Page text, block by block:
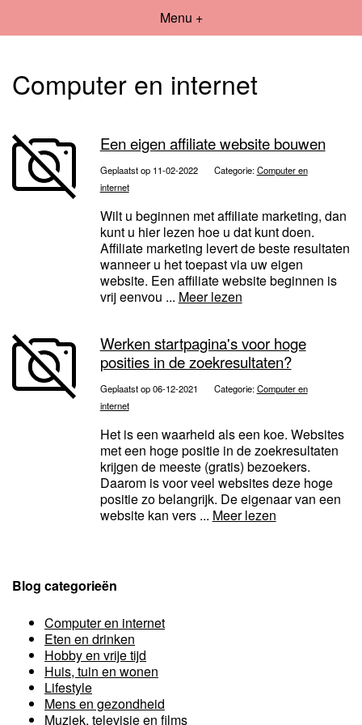
Menu +
Computer en internet
Een eigen affiliate website bouwen
Geplaatst op 11-02-2022 Categorie:Computer en
internet
Wilt u beginnen met affiliate marketing, dan
kunt u hier lezen hoe u dat kunt doen.
Affiliate marketing levert de beste resultaten
wanneer u het toepast via uw eigen
website. Een affiliate website beginnen is
vrij eenvou ... Meer lezen
Werken startpagina's voor hoge
posities in de zoekresultaten?
Geplaatst op 06-12-2021 Categorie:Computer en
internet
Het is een waarheid als een koe. Websites
met een hoge positie in de zoekresultaten
krijgen de meeste (gratis) bezoekers.
Daarom is voor veel websites deze hoge
positie zo belangrijk. De eigenaar van een
website kan vers ... Meer lezen
Blog categorieën
Computer en internet
Eten en drinken
Hobby en vrije tijd
Huis, tuin en wonen
Lifestyle
Mens en gezondheid
Muziek, televisie en films